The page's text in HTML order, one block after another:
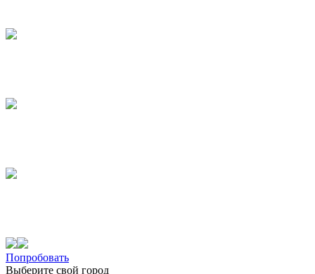
Попробовать
Выберите свой город